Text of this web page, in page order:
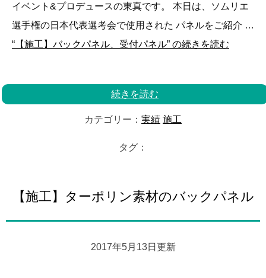
イベント&プロデュースの東真です。 本日は、ソムリエ
選手権の日本代表選考会で使用された パネルをご紹介 …
“【施工】バックパネル、受付パネル” の続きを読む
続きを読む
カテゴリー： 実績 施工
タグ：
【施工】ターポリン素材のバックパネル
2017年5月13日更新